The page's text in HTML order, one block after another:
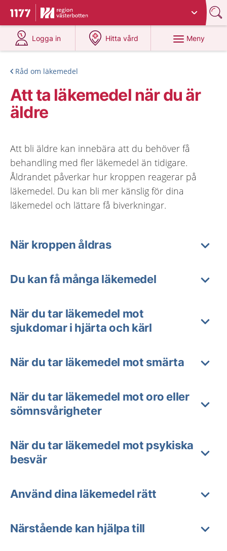
Till startsidan för 1177
Du har valt region
Logga in
på 1177.se
Hitta vård
på 1177.se
Meny
Råd om läkemedel
Att ta läkemedel när du är
äldre
Att bli äldre kan innebära att du behöver få
behandling med fler läkemedel än tidigare.
Åldrandet påverkar hur kroppen reagerar på
läkemedel. Du kan bli mer känslig för dina
läkemedel och lättare få biverkningar.
När kroppen åldras
Du kan få många läkemedel
När du tar läkemedel mot
sjukdomar i hjärta och kärl
När du tar läkemedel mot smärta
När du tar läkemedel mot oro eller
sömnsvårigheter
När du tar läkemedel mot psykiska
besvär
Använd dina läkemedel rätt
Närstående kan hjälpa till